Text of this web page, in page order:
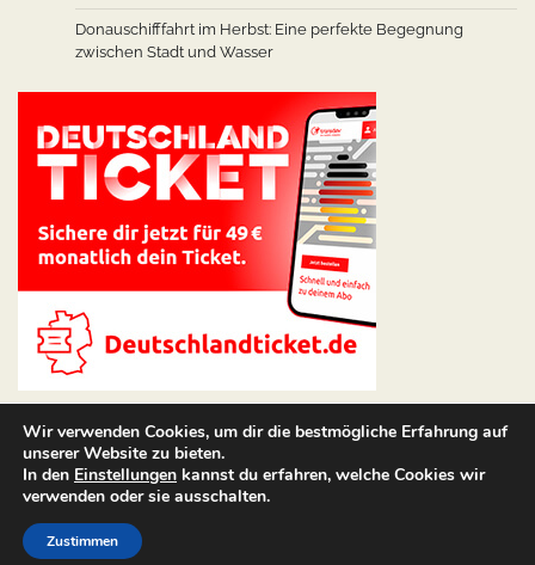
Donauschifffahrt im Herbst: Eine perfekte Begegnung
zwischen Stadt und Wasser
Copyright © 2026
Adore Themes
Wir verwenden Cookies, um dir die bestmögliche Erfahrung auf
unserer Website zu bieten.
In den Einstellungen kannst du erfahren, welche Cookies wir
verwenden oder sie ausschalten.
Zustimmen